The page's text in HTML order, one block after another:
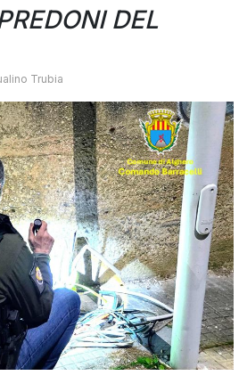
DEL
Trubia